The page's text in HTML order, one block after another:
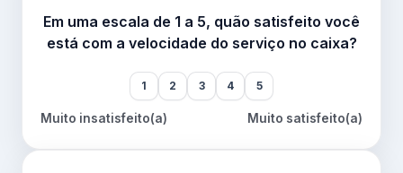
Em uma escala de 1 a 5, quão satisfeito você
está com a velocidade do serviço no caixa?
1 2 3 4 5
Muito insatisfeito(a) Muito satisfeito(a)